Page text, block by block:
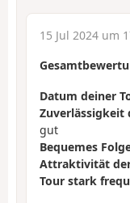
15 Jul 2024 um
Datum deiner
Zuverlässigkeit
gut
Bequemes
Attraktivität
Tour stark